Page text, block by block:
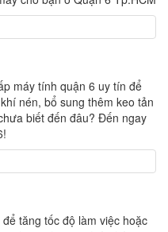
máy tính quận 6 uy tín để
nén, bổ sung thêm keo tản
biết đến đâu? Đến ngay
tăng tốc độ làm việc hoặc